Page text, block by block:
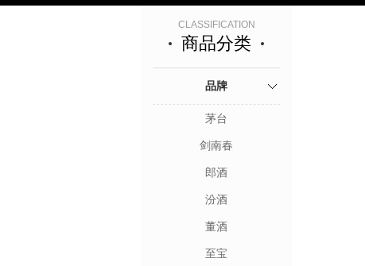
CLASSIFICATION
商品分类
品牌
茅台
剑南春
郎酒
汾酒
董酒
至宝